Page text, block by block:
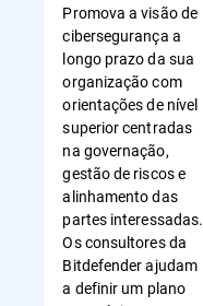
Promova a visão de
cibersegurança a
longo prazo da sua
organização com
orientações de nível
superior centradas
na governação,
gestão de riscos e
alinhamento das
partes interessadas.
Os consultores da
Bitdefender ajudam
a definir um plano